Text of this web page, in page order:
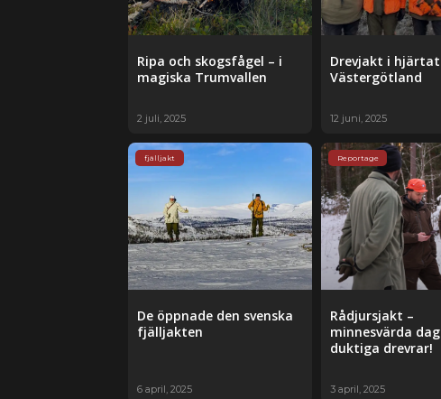
Ripa och skogsfågel – i
magiska Trumvallen
2 juli, 2025
Drevjakt i
Västergötland
12 juni, 2025
fjälljakt
De öppnade den svenska
fjälljakten
6 april, 2025
Reportage
Rådjursjakt –
minnesvärda
duktiga drevrar!
3 april, 2025